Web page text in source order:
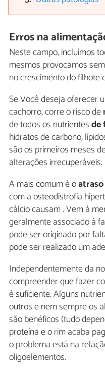
Erros na
Neste campo, incluímos
mesmos provocamos
no crescimento do filhote
Se Você deseja oferecer
cachorro, corre o risco de
de todos os nutrientesde
hidratos de carbono,
são os primeiros meses
alterações irrecuperáveis.
A mais comum é o
com a osteodistrofia
cálcio causam . Vem à
geralmente associado à
pode ser originado por
pode ser realizado um
Independentemente da
compreender que fazer
é suficiente. Alguns
outros e nem sempre os
são benéficos (tudo
proteína e o rim acaba
o problema está na
oligoelementos.